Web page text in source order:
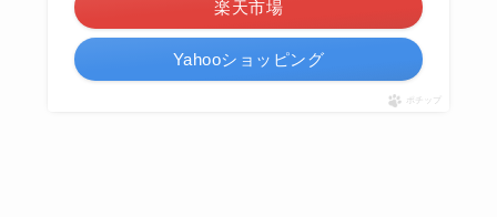
楽天市場
Yahooショッピング
ポチップ